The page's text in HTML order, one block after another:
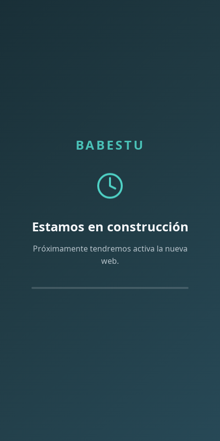
BABESTU
Estamos en construcción
Próximamente tendremos activa la nueva
web.